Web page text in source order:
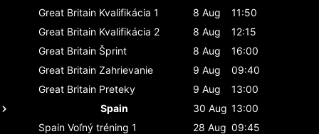
Great Britain Kvalifikácia 1 8 Aug
11:50
Great Britain Kvalifikácia 2 8 Aug
12:15
Great Britain Šprint 8 Aug
16:00
Great Britain Zahrievanie 9 Aug
09:40
Great Britain Preteky 9 Aug
13:00
Spain
30 Aug 13:00
Spain Voľný tréning 1 28 Aug 09:45